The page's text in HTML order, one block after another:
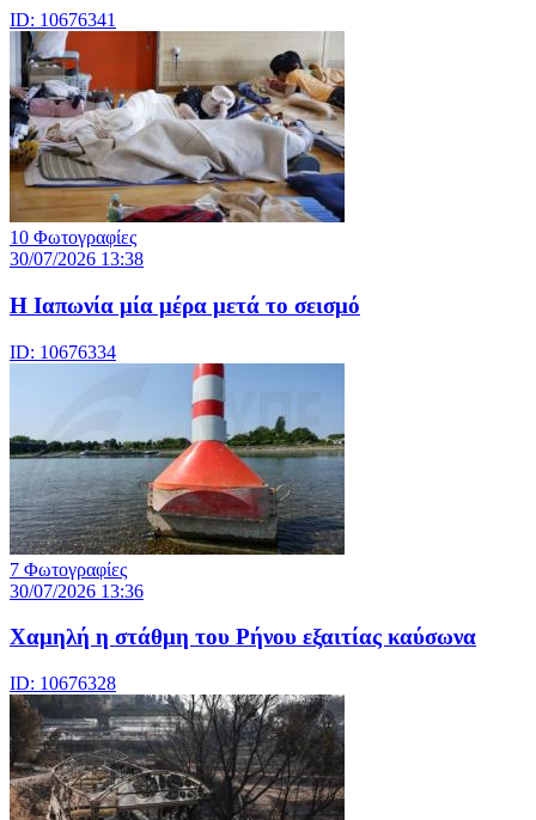
ID: 10676341
10 Φωτογραφίες
30/07/2026 13:38
Η Ιαπωνία μία μέρα μετά το σεισμό
ID: 10676334
7 Φωτογραφίες
30/07/2026 13:36
Χαμηλή η στάθμη του Ρήνου εξαιτίας καύσωνα
ID: 10676328